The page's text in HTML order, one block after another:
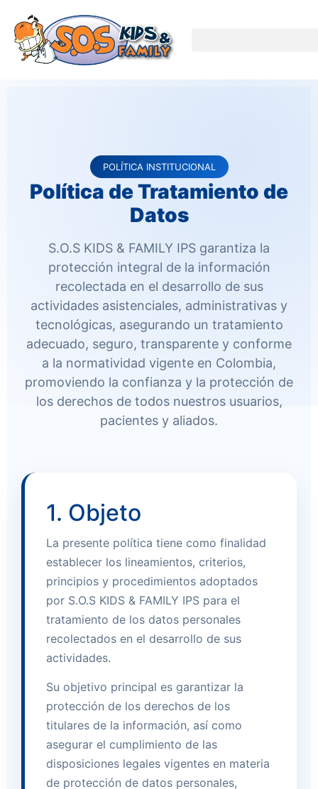
Políticas de datos
POLÍTICA INSTITUCIONAL
Política de Tratamiento de
Datos
S.O.S KIDS & FAMILY IPS garantiza la
protección integral de la información
recolectada en el desarrollo de sus
actividades asistenciales, administrativas y
tecnológicas, asegurando un tratamiento
adecuado, seguro, transparente y conforme
a la normatividad vigente en Colombia,
promoviendo la confianza y la protección de
los derechos de todos nuestros usuarios,
pacientes y aliados.
1. Objeto
La presente política tiene como finalidad
establecer los lineamientos, criterios,
principios y procedimientos adoptados
por S.O.S KIDS & FAMILY IPS para el
tratamiento de los datos personales
recolectados en el desarrollo de sus
actividades.
Su objetivo principal es garantizar la
protección de los derechos de los
titulares de la información, así como
asegurar el cumplimiento de las
disposiciones legales vigentes en materia
de protección de datos personales,